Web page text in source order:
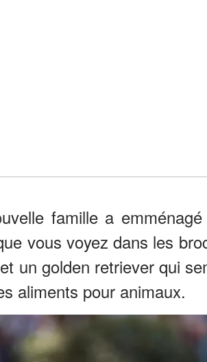
famille a
vous voyez dans les
un golden retriever qui
aliments pour animaux.